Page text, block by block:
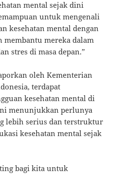
mental sejak dini
untuk mengenali
kesehatan mental dengan
mereka dalam
stres di masa depan.”
oleh Kementerian
terdapat
kesehatan mental di
menunjukkan perlunya
lebih serius dan terstruktur
kesehatan mental sejak
bagi kita untuk